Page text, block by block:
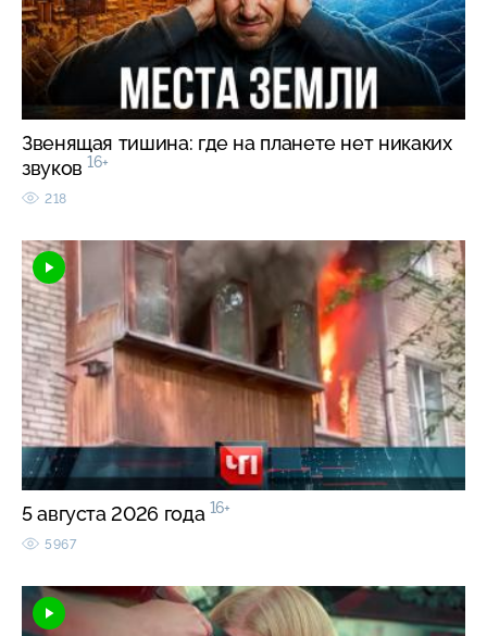
Звенящая тишина: где на планете нет никаких
звуков 16+
218
5 августа 2026 года 16+
5967